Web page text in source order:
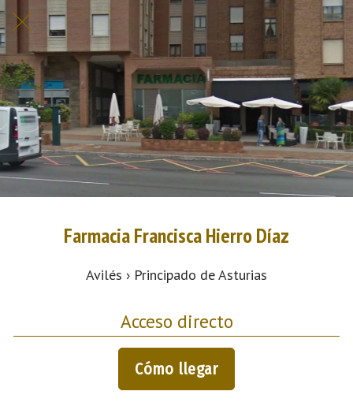
Farmacia Francisca Hierro Díaz
Avilés › Principado de Asturias
Acceso directo
Cómo llegar